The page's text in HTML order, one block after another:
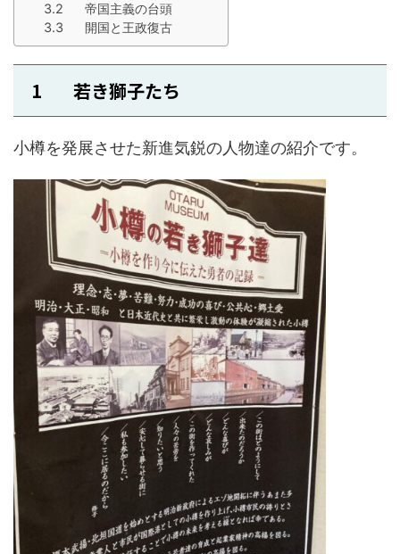
3.2 帝国主義の台頭
3.3 開国と王政復古
1 若き獅子たち
小樽を発展させた新進気鋭の人物達の紹介です。